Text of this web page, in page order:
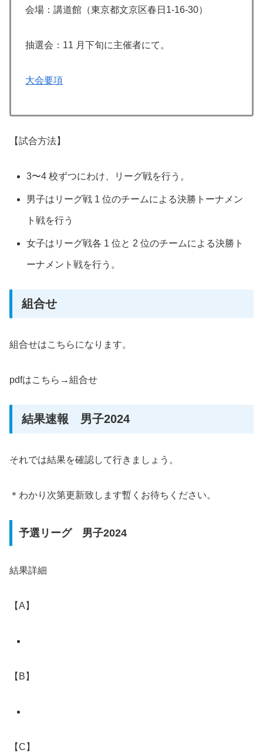
会場：講道館（東京都⽂京区春⽇1-16-30）
抽選会：11 ⽉下旬に主催者にて。
大会要項
【試合方法】
3〜4 校ずつにわけ、リーグ戦を⾏う。
男⼦はリーグ戦 1 位のチームによる決勝トーナメン
ト戦を⾏う
⼥⼦はリーグ戦各 1 位と 2 位のチームによる決勝ト
ーナメント戦を⾏う。
組合せ
組合せはこちらになります。
pdfはこちら→組合せ
結果速報 男子2024
それでは結果を確認して行きましょう。
＊わかり次第更新致します暫くお待ちください。
予選リーグ 男子2024
結果詳細
【A】
【B】
【C】